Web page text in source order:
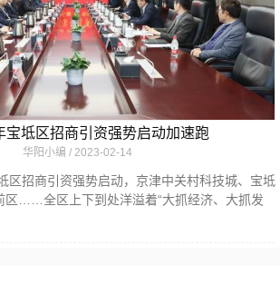
宝坻区招商引资强势启动加速跑
华阳小编 2023-02-14
区招商引资强势启动，京津中关村科技城、宝坻
区……全区上下到处洋溢着“大抓经济、大抓发